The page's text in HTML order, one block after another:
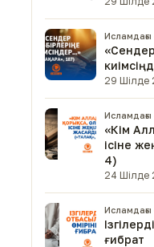
29 Шілде
«Кім
ісіне
4)
24 Шілде
ғибрат